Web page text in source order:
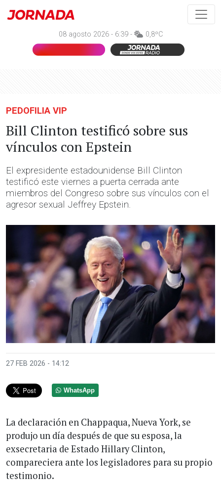
08 agosto 2026 - 6:39 - 0,8ºC
PEDOFILIA VIP
Bill Clinton testificó sobre sus
vínculos con Epstein
El expresidente estadounidense Bill Clinton
testificó este viernes a puerta cerrada ante
miembros del Congreso sobre sus vínculos con el
agresor sexual Jeffrey Epstein.
27 FEB 2026 - 14:12
WhatsApp
La declaración en Chappaqua, Nueva York, se
produjo un día después de que su esposa, la
exsecretaria de Estado Hillary Clinton,
compareciera ante los legisladores para su propio
testimonio.